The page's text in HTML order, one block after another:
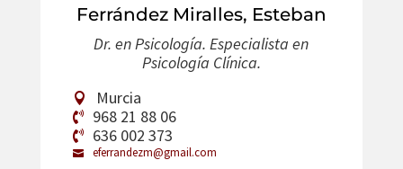
Ferrández Miralles, Esteban
Dr. en Psicología. Especialista en
Psicología Clínica.
Murcia
968 21 88 06
636 002 373
eferrandezm@gmail.com